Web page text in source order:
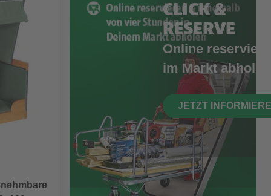
CLICK &
RESERVE
Online
im Markt abholen
JETZT